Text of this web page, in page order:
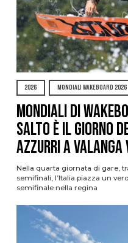
2026 MONDIALI WAKEBOARD 2026
Mondiali di
Salto è il giorno
azzurri a valanga
Nella quarta giornata di gare,
semifinali, l’Italia piazza un
semifinale nella regina